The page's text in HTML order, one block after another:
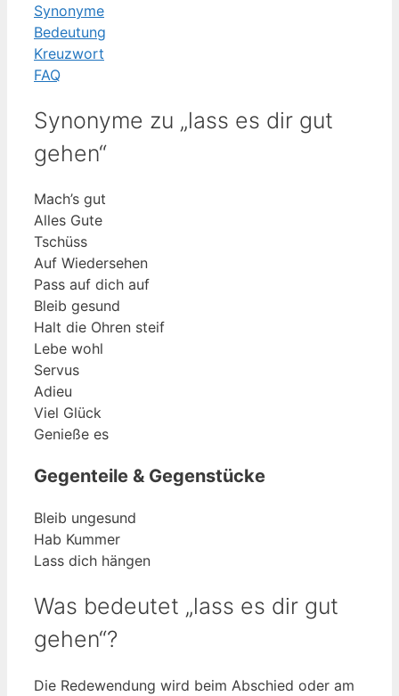
Synonyme
Bedeutung
Kreuzwort
FAQ
Synonyme zu „lass es dir gut
gehen“
Mach’s gut
Alles Gute
Tschüss
Auf Wiedersehen
Pass auf dich auf
Bleib gesund
Halt die Ohren steif
Lebe wohl
Servus
Adieu
Viel Glück
Genieße es
Gegenteile & Gegenstücke
Bleib ungesund
Hab Kummer
Lass dich hängen
Was bedeutet „lass es dir gut
gehen“?
Die Redewendung wird beim Abschied oder am